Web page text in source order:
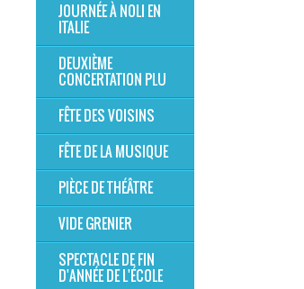
JOURNÉE À NOLI EN
ITALIE
DEUXIÈME
CONCERTATION PLU
FÊTE DES VOISINS
FÊTE DE LA MUSIQUE
PIÈCE DE THÉÂTRE
VIDE GRENIER
SPECTACLE DE FIN
D'ANNÉE DE L'ÉCOLE